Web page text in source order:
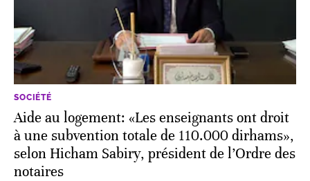
SOCIÉTÉ
Aide au logement: «Les enseignants ont droit
à une subvention totale de 110.000 dirhams»,
selon Hicham Sabiry, président de l’Ordre des
notaires